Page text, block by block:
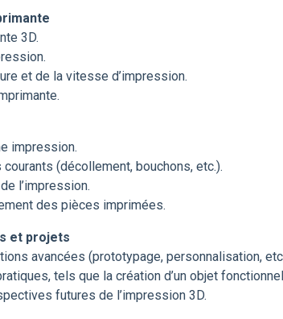
3D.
et de la vitesse d’impression.
impression.
(décollement, bouchons, etc.).
l’impression.
des pièces imprimées.
et projets
avancées (prototypage, personnalisation,
tels que la création d’un objet
futures de l’impression 3D.